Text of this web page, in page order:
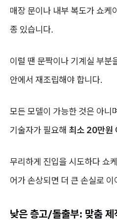
매장 문이나 내부 복도가 쇼케
종 있습니다.
이럴 땐 문짝이나 기계실 부분
안에서 재조립해야 합니다.
모든 모델이 가능한 것은 아니
기술자가 필요해 최소 20만원
무리하게 진입을 시도하다 쇼
어가 손상되면 더 큰 손실로 이
낮은 층고/돌출부: 맞춤 제